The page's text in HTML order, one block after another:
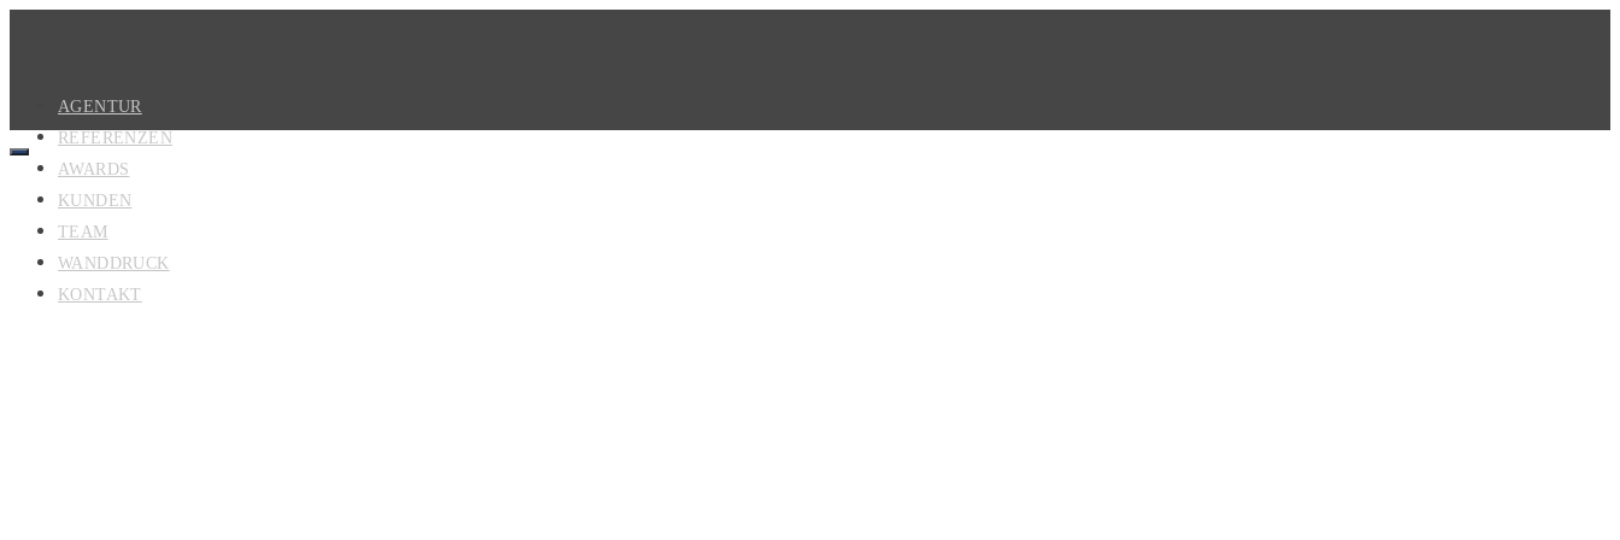
AGENTUR
REFERENZEN
AWARDS
KUNDEN
TEAM
WANDDRUCK
KONTAKT